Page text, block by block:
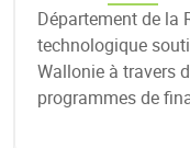
les filtres
Département de la
technologique
Wallonie à travers
programmes de